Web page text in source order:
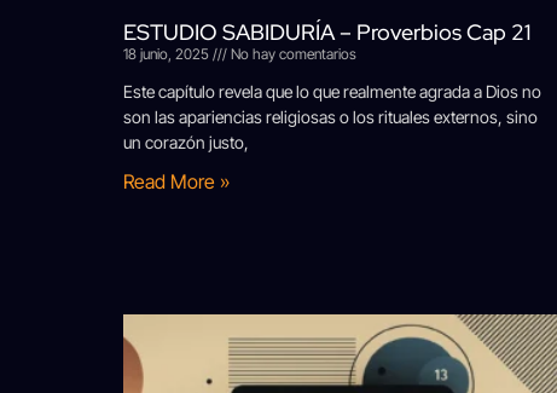
ESTUDIO SABIDURÍA – Proverbios Cap 21
18 junio, 2025 No hay comentarios
Este capítulo revela que lo que realmente agrada a Dios no
son las apariencias religiosas o los rituales externos, sino
un corazón justo,
Read More »